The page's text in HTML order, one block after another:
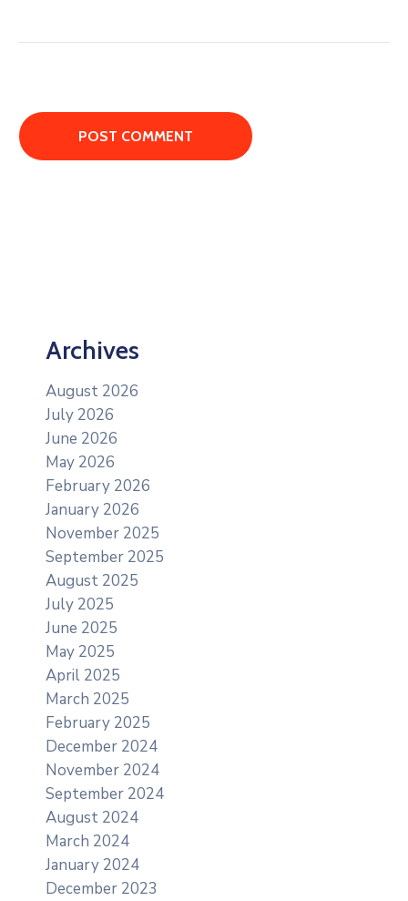
Archives
August 2026
July 2026
June 2026
May 2026
February 2026
January 2026
November 2025
September 2025
August 2025
July 2025
June 2025
May 2025
April 2025
March 2025
February 2025
December 2024
November 2024
September 2024
August 2024
March 2024
January 2024
December 2023